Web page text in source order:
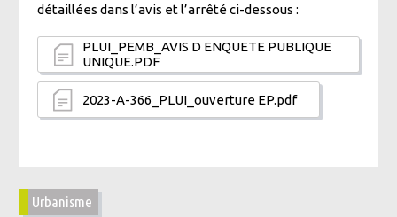
détaillées dans l’avis et l’arrêté ci-dessous :
PLUI_PEMB_AVIS D ENQUETE PUBLIQUE
UNIQUE.PDF
2023-A-366_PLUI_ouverture EP.pdf
Urbanisme